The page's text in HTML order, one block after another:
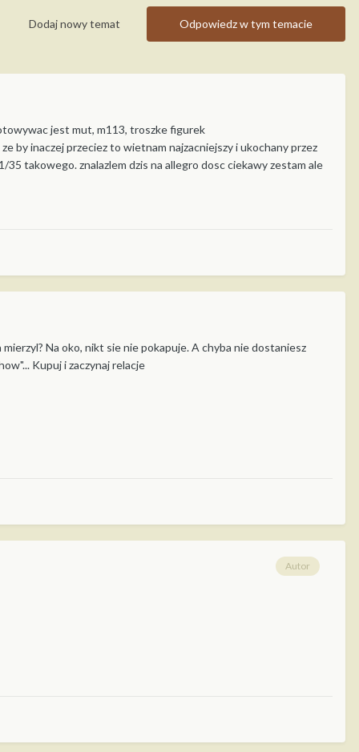
Odpowiedz w tym temacie
Dodaj nowy temat
jest mut, m113, troszke figurek
by inaczej przeciez to wietnam najzacniejszy i ukochany przez
35 takowego. znalazlem dzis na allegro dosc ciekawy zestam ale
Na oko, nikt sie nie pokapuje. A chyba nie dostaniesz
Kupuj i zaczynaj relacje
Autor